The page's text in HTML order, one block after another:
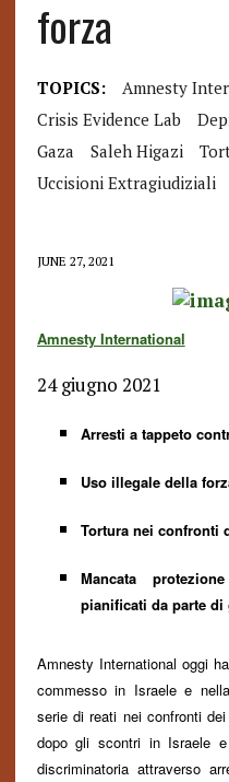
forza
TOPICS: Amnesty
Crisis Evidence Lab
Gaza
Saleh Higazi
Uccisioni Extragiudiziali
JUNE 27, 2021
Amnesty International
24 giugno 2021
Arresti a tappeto
Uso illegale della
Tortura nei confronti
Mancata
pianificati da parte
Amnesty International oggi
commesso in Israele e
serie di reati nei confronti
dopo gli scontri in Israele
discriminatoria attraverso